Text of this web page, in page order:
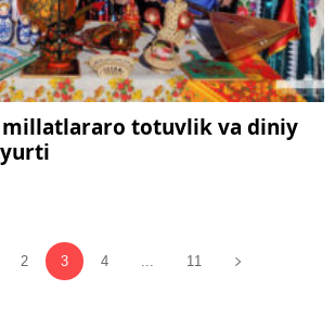
millatlararo totuvlik va diniy
2 3 4 ... 11